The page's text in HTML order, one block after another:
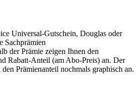
Universal-Gutschein, Douglas oder
Sachprämien
der Prämie zeigen Ihnen den
Rabatt-Anteil (am Abo-Preis) an. Der
Prämienanteil nochmals graphisch an.